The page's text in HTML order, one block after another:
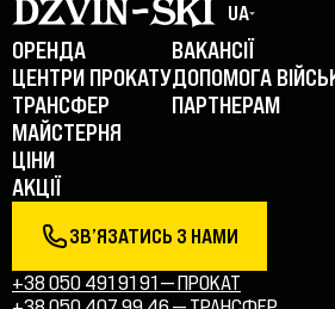
UA
ОРЕНДА
ЦЕНТРИ ПРОКАТУ
ТРАНСФЕР
МАЙСТЕРНЯ
ЦІНИ
АКЦІЇ
ВАКАНСІЇ
ДОПОМОГА
ПАРТНЕРАМ
ЗВ’ЯЗАТИСЬ З НАМИ
+38 050 491 91 91 — ПРОКАТ